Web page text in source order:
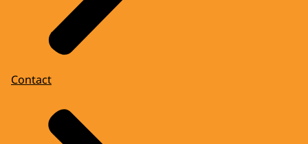
Contact